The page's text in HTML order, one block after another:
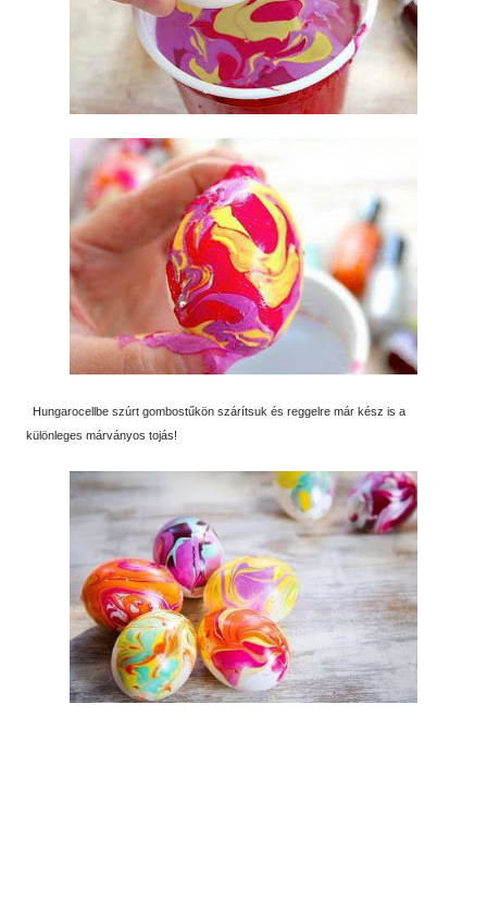
Hungarocellbe szúrt gombostűkön szárítsuk és reggelre már kész is a
különleges márványos tojás!